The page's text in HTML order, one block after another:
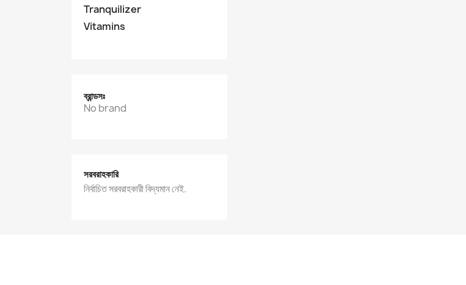
Tranquilizer
Vitamins
ব্রান্ডসঃ
No brand
সরবরাহকারি
নির্বাচিত সরবরাহকারী বিদ্যমান নেই.